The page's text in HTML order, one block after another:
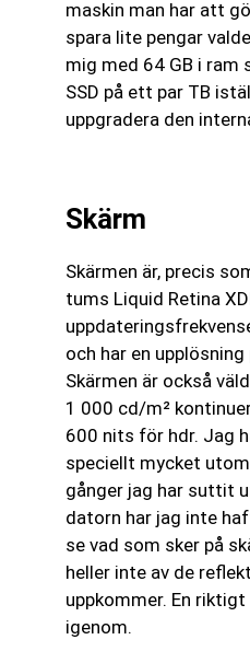
maskin man har att
spara lite pengar
mig med 64 GB i ram
SSD på ett par TB
uppgradera den
Skärm
Skärmen är, precis
tums Liquid Retina
och har en
Skärmen är också
1 000 cd/m²
600 nits för hdr. Jag
speciellt mycket
gånger jag har suttit
datorn har jag inte
se vad som sker på
heller inte av de
uppkommer. En
igenom.